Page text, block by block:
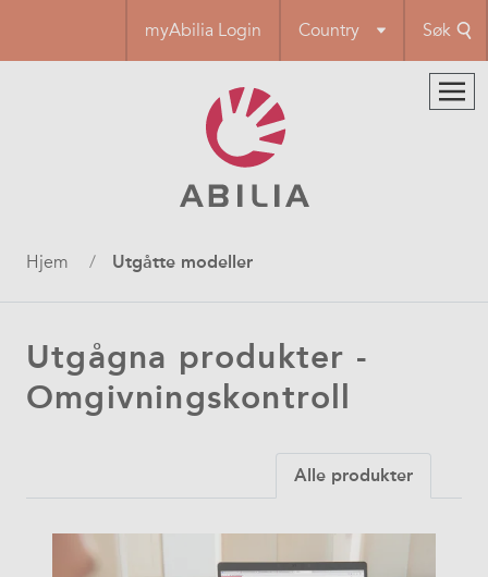
hovedinnhold
myAbilia Login Country Søk
Navigasjonssti
Hjem Utgåtte modeller
Utgågna produkter -
Omgivningskontroll
Alle produkter